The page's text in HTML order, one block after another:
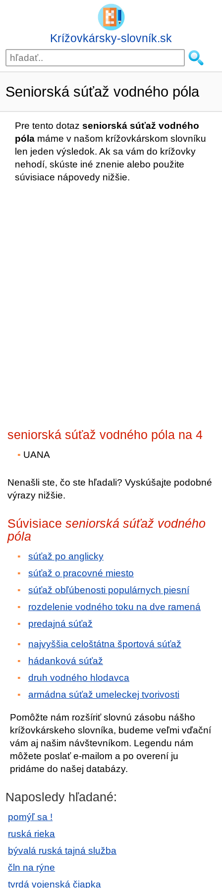
Krížovkársky-slovník.sk
Seniorská súťaž vodného póla
Pre tento dotaz seniorská súťaž vodného
póla máme v našom krížovkárskom slovníku
len jeden výsledok. Ak sa vám do krížovky
nehodí, skúste iné znenie alebo použite
súvisiace nápovedy nižšie.
seniorská súťaž vodného póla na 4
UANA
Nenašli ste, čo ste hľadali? Vyskúšajte podobné
výrazy nižšie.
Súvisiace seniorská súťaž vodného
póla
súťaž po anglicky
súťaž o pracovné miesto
súťaž obľúbenosti populárnych piesní
rozdelenie vodného toku na dve ramená
predajná súťaž
najvyššia celoštátna športová súťaž
hádanková súťaž
druh vodného hlodavca
armádna súťaž umeleckej tvorivosti
Pomôžte nám rozšíriť slovnú zásobu nášho
krížovkárskeho slovníka, budeme veľmi vďační
vám aj našim návštevníkom. Legendu nám
môžete poslať e-mailom a po overení ju
pridáme do našej databázy.
Naposledy hľadané:
pomýľ sa !
ruská rieka
bývalá ruská tajná služba
čln na rýne
tvrdá vojenská čiapka